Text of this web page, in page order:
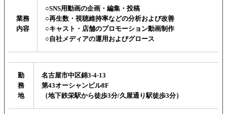
業務
内容
○SNS用動画の企画・編集・投稿
○再生数・視聴維持率などの分析および改善
○キャスト・店舗のプロモーション動画制作
○自社メディアの運用およびグロース
勤
務
地
名古屋市中区錦3-4-13
第43オーシャンビル8F
（地下鉄栄駅から徒歩3分/久屋通り駅徒歩3分）